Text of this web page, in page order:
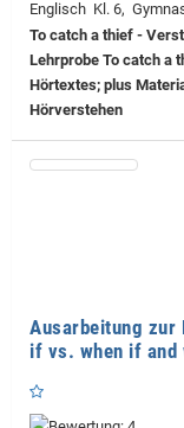
Englisch Kl. 6,
To catch a thief -
Lehrprobe To catch a
Hörtextes; plus
Hörverstehen
Ausarbeitung zur
if vs. when if and